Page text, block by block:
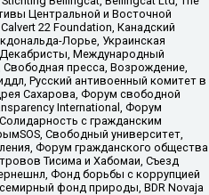
Центральной и Восточной
22 Foundation, Канадский
Лорье, Украинская
Международный
пресса, Возрождение,
Русский антивоенный комитет в
Сахарова, Форум свободной
International, Форум
с гражданским
Свободный университет,
Форум гражданского общества
Тисима и Хабомаи, Съезд
Фонд борьбы с коррупцией
фонд природы, BDR Novaja